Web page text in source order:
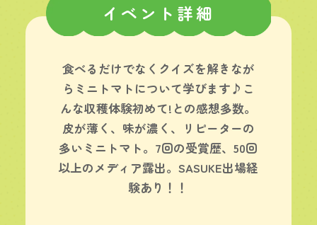
イベント詳細
食べるだけでなくクイズを解きなが
らミニトマトについて学びます♪こ
んな収穫体験初めて!との感想多数。
皮が薄く、味が濃く、リピーターの
多いミニトマト。7回の受賞歴、50回
以上のメディア露出。SASUKE出場経
験あり！！